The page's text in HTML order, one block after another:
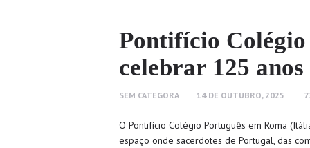
Pontifício
celebrar 125 anos
SEM CATEGORA 14 DE OUTUBRO, 2025
O Pontifício Colégio Português em Roma
espaço onde sacerdotes de Portugal, das